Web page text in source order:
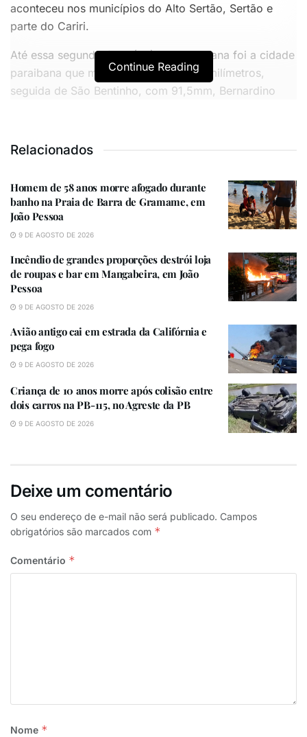
aconteceu nos municípios do Alto Sertão, Sertão e
parte do Cariri.
Até essa segunda-feira (27), Vista Serrana foi a cidade
paraibana que mais choveu, com 125 milímetros,
seguida de São Bentinho, com 91,5mm, Bernardino
Homem de 58 anos morre afogado durante banho na
Praia de Barra de Gramame, em João Pessoa
bar em Mangabeira, em João Pessoa
“Dezembro faz parte do período da pré-estação
chuvosa dessas regiões, como Alto Sertão e
Curimataú. Então, normalmente ocorrem essas chuvas
nessa época do ano porque o período mais chuvoso é
de fevereiro a maio. A previsão para semana é de que
mais chuvas poderão ocorrer nessas regiões. Nas
demais, poderão ocorrer entre chuvas esparsas e
ocasionais”, explicou a metereologista Marle Bandeira
Continue Reading
Relacionados
Homem de 58 anos morre afogado durante
banho na Praia de Barra de Gramame, em
João Pessoa
9 DE AGOSTO DE 2026
Incêndio de grandes proporções destrói loja
de roupas e bar em Mangabeira, em João
Pessoa
9 DE AGOSTO DE 2026
Avião antigo cai em estrada da Califórnia e
pega fogo
9 DE AGOSTO DE 2026
Criança de 10 anos morre após colisão entre
dois carros na PB-115, no Agreste da PB
9 DE AGOSTO DE 2026
Deixe um comentário
O seu endereço de e-mail não será publicado. Campos
obrigatórios são marcados com *
Comentário *
Nome *